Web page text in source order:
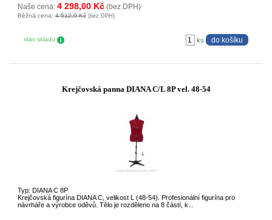
Naše cena: 4 298,00 Kč (bez DPH)
Běžná cena: 4 512,9 Kč (bez DPH)
stav skladu ks
Krejčovská panna DIANA C/L 8P vel. 48-54
Typ: DIANA C 8P
Krejčovská figurína DIANA C, velikost L (48-54). Profesionální figurína pro
návrháře a výrobce oděvů. Tělo je rozděleno na 8 částí, k...